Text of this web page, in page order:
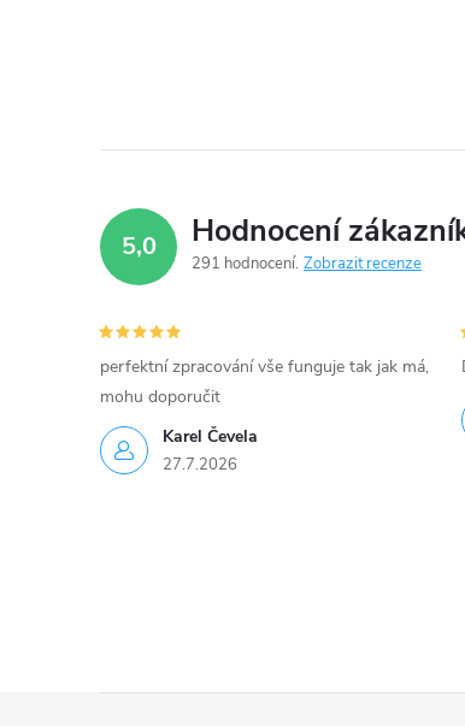
5,0 Hodnocení
291 hodnocení Zobrazit recenze
Karel Čevela
27.7.2026
perfektní zpracování vše funguje tak jak má,
mohu doporučit